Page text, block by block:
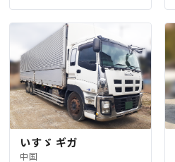
いすゞ ギガ
中国